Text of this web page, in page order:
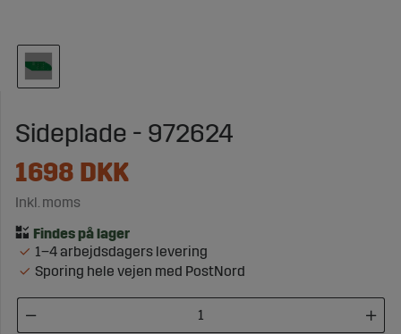
Sideplade - 972624
1698 DKK
Inkl. moms
1–4 arbejdsdagers levering
Sporing hele vejen med PostNord